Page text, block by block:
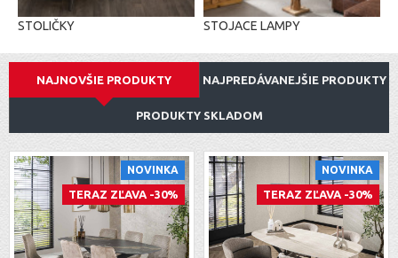
STOLIČKY STOJACE LAMPY
NAJNOVŠIE PRODUKTY NAJPREDÁVANEJŠIE PRODUKTY
PRODUKTY SKLADOM
NOVINKA
TERAZ ZĽAVA -30%
NOVINKA
TERAZ ZĽAVA -30%